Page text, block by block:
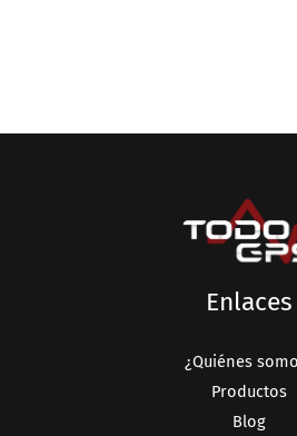
Enlaces
¿Quiénes
Productos
Blog